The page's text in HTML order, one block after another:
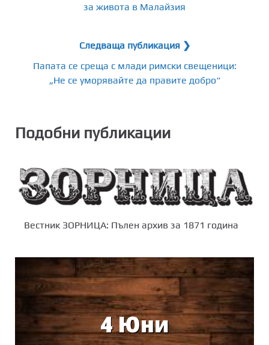
за живота в Малайзия
Следваща публикация ❯
Папата се среща с млади римски свещеници:
„Не се уморявайте да правите добро“
Подобни публикации
Вестник ЗОРНИЦА: Пълен архив за 1871 година